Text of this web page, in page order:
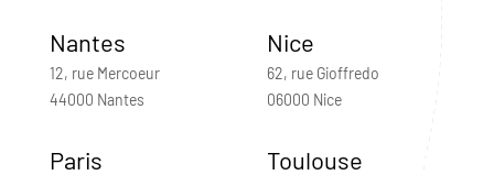
Nantes
12, rue Mercoeur
44000 Nantes
Nice
62, rue Gioffredo
06000 Nice
Paris Toulouse